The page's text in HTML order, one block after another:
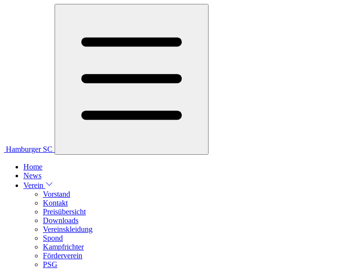
Hamburger SC
Home
News
Verein
Vorstand
Kontakt
Preisübersicht
Downloads
Vereinskleidung
Spond
Kampfrichter
Förderverein
PSG